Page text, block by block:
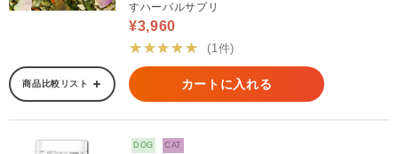
すハーバルサプリ
¥3,960
★★★★★
(1件)
商品比較リスト カートに入れる
DOG CAT